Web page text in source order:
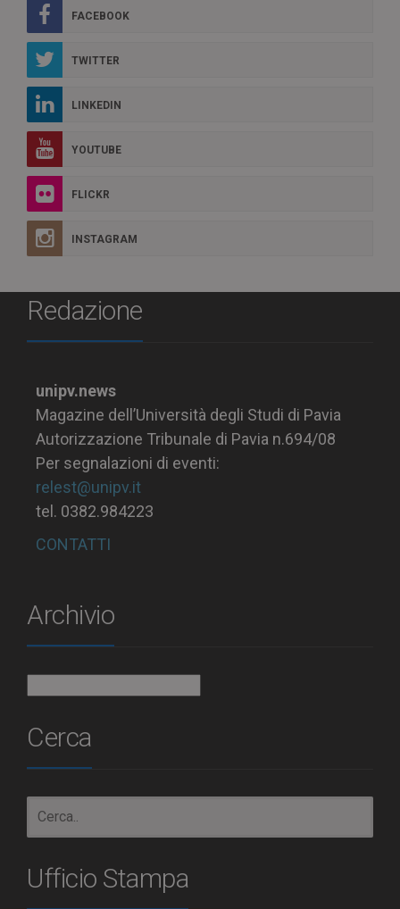
FACEBOOK
TWITTER
LINKEDIN
YOUTUBE
FLICKR
INSTAGRAM
Redazione
unipv.news
Magazine dell’Università degli Studi di Pavia
Autorizzazione Tribunale di Pavia n.694/08
Per segnalazioni di eventi:
relest@unipv.it
tel. 0382.984223
CONTATTI
Archivio
Cerca
Ufficio Stampa